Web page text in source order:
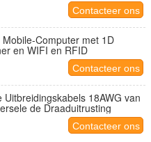
Contacteer ons
Computer met 1D
en WIFI en RFID
Contacteer ons
18AWG van
de Draaduitrusting
Contacteer ons